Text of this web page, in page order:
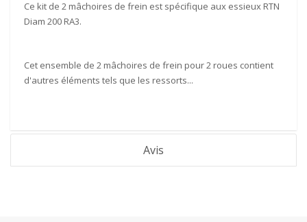
Ce kit de 2 mâchoires de frein est spécifique aux essieux RTN
Diam 200 RA3.
Cet ensemble de 2 mâchoires de frein pour 2 roues contient
d'autres éléments tels que les ressorts...
Avis